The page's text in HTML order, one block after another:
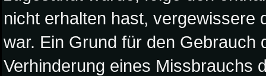
nicht erhalten hast, vergewissere
war. Ein Grund für den Gebrauch
Verhinderung eines Missbrauchs